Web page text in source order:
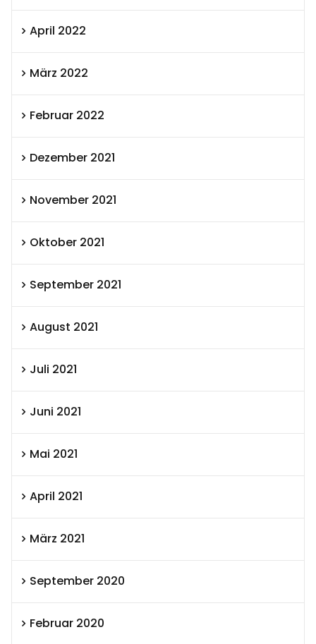
April 2022
März 2022
Februar 2022
Dezember 2021
November 2021
Oktober 2021
September 2021
August 2021
Juli 2021
Juni 2021
Mai 2021
April 2021
März 2021
September 2020
Februar 2020